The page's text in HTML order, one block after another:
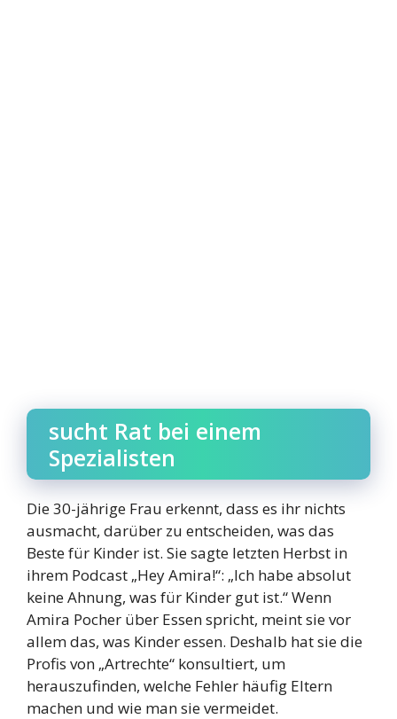
sucht Rat bei einem
Spezialisten
Die 30-jährige Frau erkennt, dass es ihr nichts
ausmacht, darüber zu entscheiden, was das
Beste für Kinder ist. Sie sagte letzten Herbst in
ihrem Podcast „Hey Amira!“: „Ich habe absolut
keine Ahnung, was für Kinder gut ist.“ Wenn
Amira Pocher über Essen spricht, meint sie vor
allem das, was Kinder essen. Deshalb hat sie die
Profis von „Artrechte“ konsultiert, um
herauszufinden, welche Fehler häufig Eltern
machen und wie man sie vermeidet.